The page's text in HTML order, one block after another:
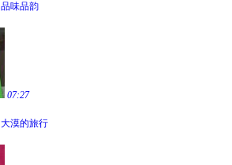
品味品韵
07:27
大漠的旅行